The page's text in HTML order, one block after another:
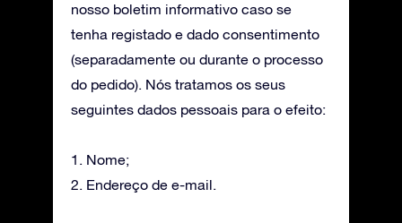
nosso boletim informativo caso se
tenha registado e dado consentimento
(separadamente ou durante o processo
do pedido). Nós tratamos os seus
seguintes dados pessoais para o efeito:
1. Nome;
2. Endereço de e-mail.